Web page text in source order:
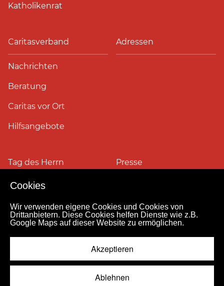
Cookies
Wir verwenden eigene Cookies und Cookies von
Drittanbietern. Diese Cookies helfen Dienste wie z.B.
Google Maps auf dieser Website zu ermöglichen.
Akzeptieren
Ablehnen
Katholikenrat
Caritasverband
Nachrichten
Beratung
Caritas vor Ort
Hilfsangebote
Adressen
Tag des Herrn Presse
Impressum
© 2026